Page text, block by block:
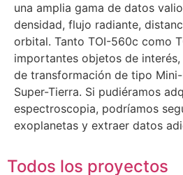
una amplia gama de datos
densidad, flujo radiante,
orbital. Tanto TOI-560c como
importantes objetos de
de transformación de tipo
Super-Tierra. Si pudiéramos
espectroscopia, podríamos
exoplanetas y extraer datos
Todos los proyectos